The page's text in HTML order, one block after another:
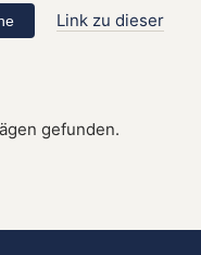
Link zu dieser
gefunden.